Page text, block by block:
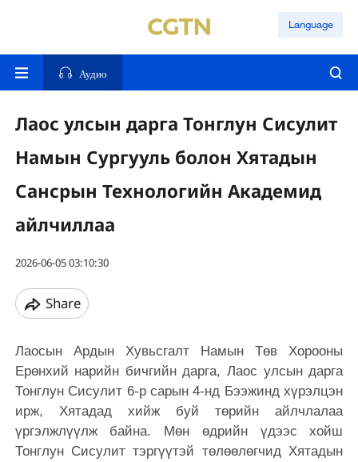
Language
Аудио
Лаос улсын дарга Тонглун Сисулит
Намын Сургууль болон Хятадын
Сансрын Технологийн Академид
айлчиллаа
2026-06-05 03:10:30
Share
Лаосын Ардын Хувьсгалт Намын Төв Хорооны
Ерөнхий нарийн бичгийн дарга, Лаос улсын дарга
Тонглун Сисулит 6-р сарын 4-нд Бээжинд хүрэлцэн
ирж, Хятадад хийж буй төрийн айлчлалаа
үргэлжлүүлж байна. Мөн өдрийн үдээс хойш
Тонглун Сисулит тэргүүтэй төлөөлөгчид Хятадын